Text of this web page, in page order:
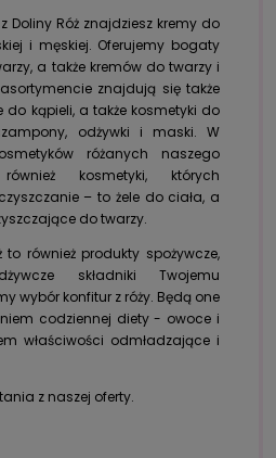
Doliny Róż znajdziesz kremy do
i męskiej. Oferujemy bogaty
a także kremów do twarzy i
znajdują się także
kąpieli, a także kosmetyki do
odżywki i maski. W
różanych naszego
kosmetyki, których
– to żele do ciała, a
do twarzy.
to również produkty spożywcze,
składniki Twojemu
wybór konfitur z róży. Będą one
codziennej diety - owoce i
właściwości odmładzające i
z naszej oferty.